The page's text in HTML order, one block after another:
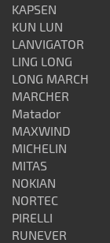
KAPSEN
KUN LUN
LANVIGATOR
LING LONG
LONG MARCH
MARCHER
Matador
MAXWIND
MICHELIN
MITAS
NOKIAN
NORTEC
PIRELLI
RUNEVER